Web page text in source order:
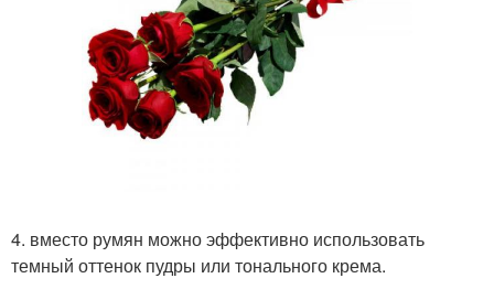
4. вместо румян можно эффективно использовать
темный оттенок пудры или тонального крема.